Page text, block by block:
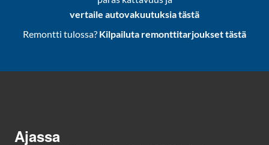
vertaile autovakuutuksia tästä
Remontti tulossa? Kilpailuta remonttitarjoukset tästä